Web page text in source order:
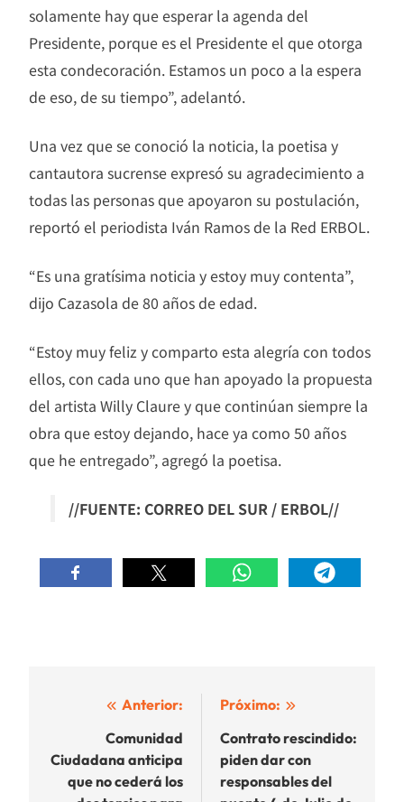
solamente hay que esperar la agenda del
Presidente, porque es el Presidente el que otorga
esta condecoración. Estamos un poco a la espera
de eso, de su tiempo”, adelantó.
Una vez que se conoció la noticia, la poetisa y
cantautora sucrense expresó su agradecimiento a
todas las personas que apoyaron su postulación,
reportó el periodista Iván Ramos de la Red ERBOL.
“Es una gratísima noticia y estoy muy contenta”,
dijo Cazasola de 80 años de edad.
“Estoy muy feliz y comparto esta alegría con todos
ellos, con cada uno que han apoyado la propuesta
del artista Willy Claure y que continúan siempre la
obra que estoy dejando, hace ya como 50 años
que he entregado”, agregó la poetisa.
//FUENTE: CORREO DEL SUR / ERBOL//
Navegación
entradas
Anterior:
Comunidad
Ciudadana anticipa
que no cederá los
Próximo:
Contrato rescindido:
piden dar con
responsables del